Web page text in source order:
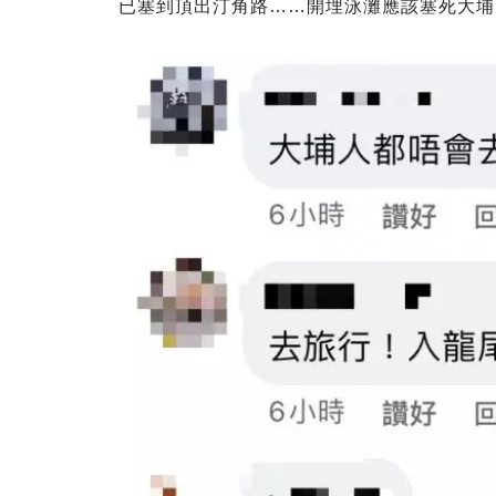
已塞到頂出汀角路……開埋泳灘應該塞死大